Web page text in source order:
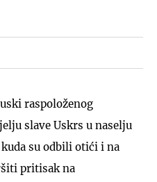
raspoloženog
slave Uskrs u naselju
su odbili otići i na
pritisak na